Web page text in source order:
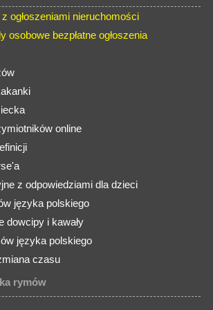
ogłoszeniami nieruchomości
osobowe bezpłatne ogłoszenia
online
z odpowiedziami dla dzieci
języka polskiego
dowcipy i kawały
języka polskiego
czasu
rymów